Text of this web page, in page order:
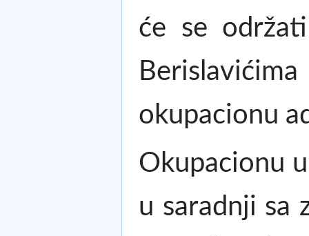
će se
okupacionu
Okupacionu
u saradnji sa